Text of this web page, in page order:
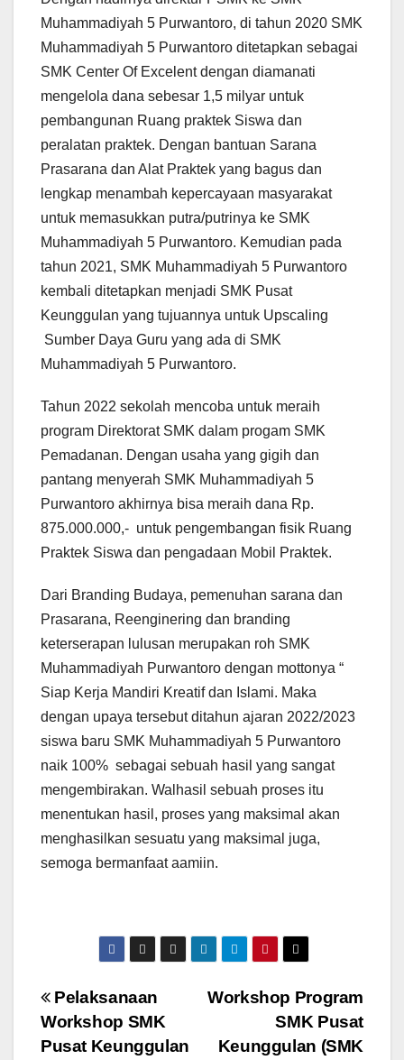
Muhammadiyah 5 Purwantoro, di tahun 2020 SMK
Muhammadiyah 5 Purwantoro ditetapkan sebagai
SMK Center Of Excelent dengan diamanati
mengelola dana sebesar 1,5 milyar untuk
pembangunan Ruang praktek Siswa dan
peralatan praktek. Dengan bantuan Sarana
Prasarana dan Alat Praktek yang bagus dan
lengkap menambah kepercayaan masyarakat
untuk memasukkan putra/putrinya ke SMK
Muhammadiyah 5 Purwantoro. Kemudian pada
tahun 2021, SMK Muhammadiyah 5 Purwantoro
kembali ditetapkan menjadi SMK Pusat
Keunggulan yang tujuannya untuk Upscaling
Sumber Daya Guru yang ada di SMK
Muhammadiyah 5 Purwantoro.
Tahun 2022 sekolah mencoba untuk meraih
program Direktorat SMK dalam progam SMK
Pemadanan. Dengan usaha yang gigih dan
pantang menyerah SMK Muhammadiyah 5
Purwantoro akhirnya bisa meraih dana Rp.
875.000.000,- untuk pengembangan fisik Ruang
Praktek Siswa dan pengadaan Mobil Praktek.
Dari Branding Budaya, pemenuhan sarana dan
Prasarana, Reenginering dan branding
keterserapan lulusan merupakan roh SMK
Muhammadiyah Purwantoro dengan mottonya “
Siap Kerja Mandiri Kreatif dan Islami. Maka
dengan upaya tersebut ditahun ajaran 2022/2023
siswa baru SMK Muhammadiyah 5 Purwantoro
naik 100% sebagai sebuah hasil yang sangat
mengembirakan. Walhasil sebuah proses itu
menentukan hasil, proses yang maksimal akan
menghasilkan sesuatu yang maksimal juga,
semoga bermanfaat aamiin.
Post
navigation
Workshop Program
SMK Pusat
Keunggulan (SMK
Pelaksanaan
Workshop SMK
Pusat Keunggulan